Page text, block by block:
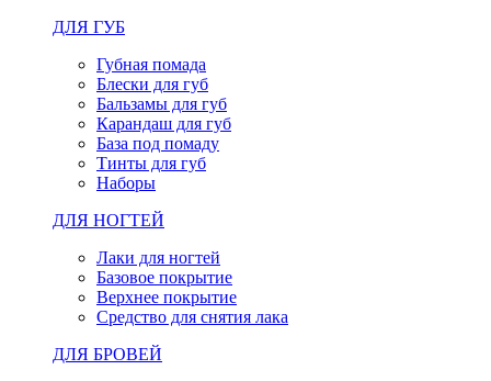
ДЛЯ ГУБ
Губная помада
Блески для губ
Бальзамы для губ
Карандаш для губ
База под помаду
Тинты для губ
Наборы
ДЛЯ НОГТЕЙ
Лаки для ногтей
Базовое покрытие
Верхнее покрытие
Средство для снятия лака
ДЛЯ БРОВЕЙ